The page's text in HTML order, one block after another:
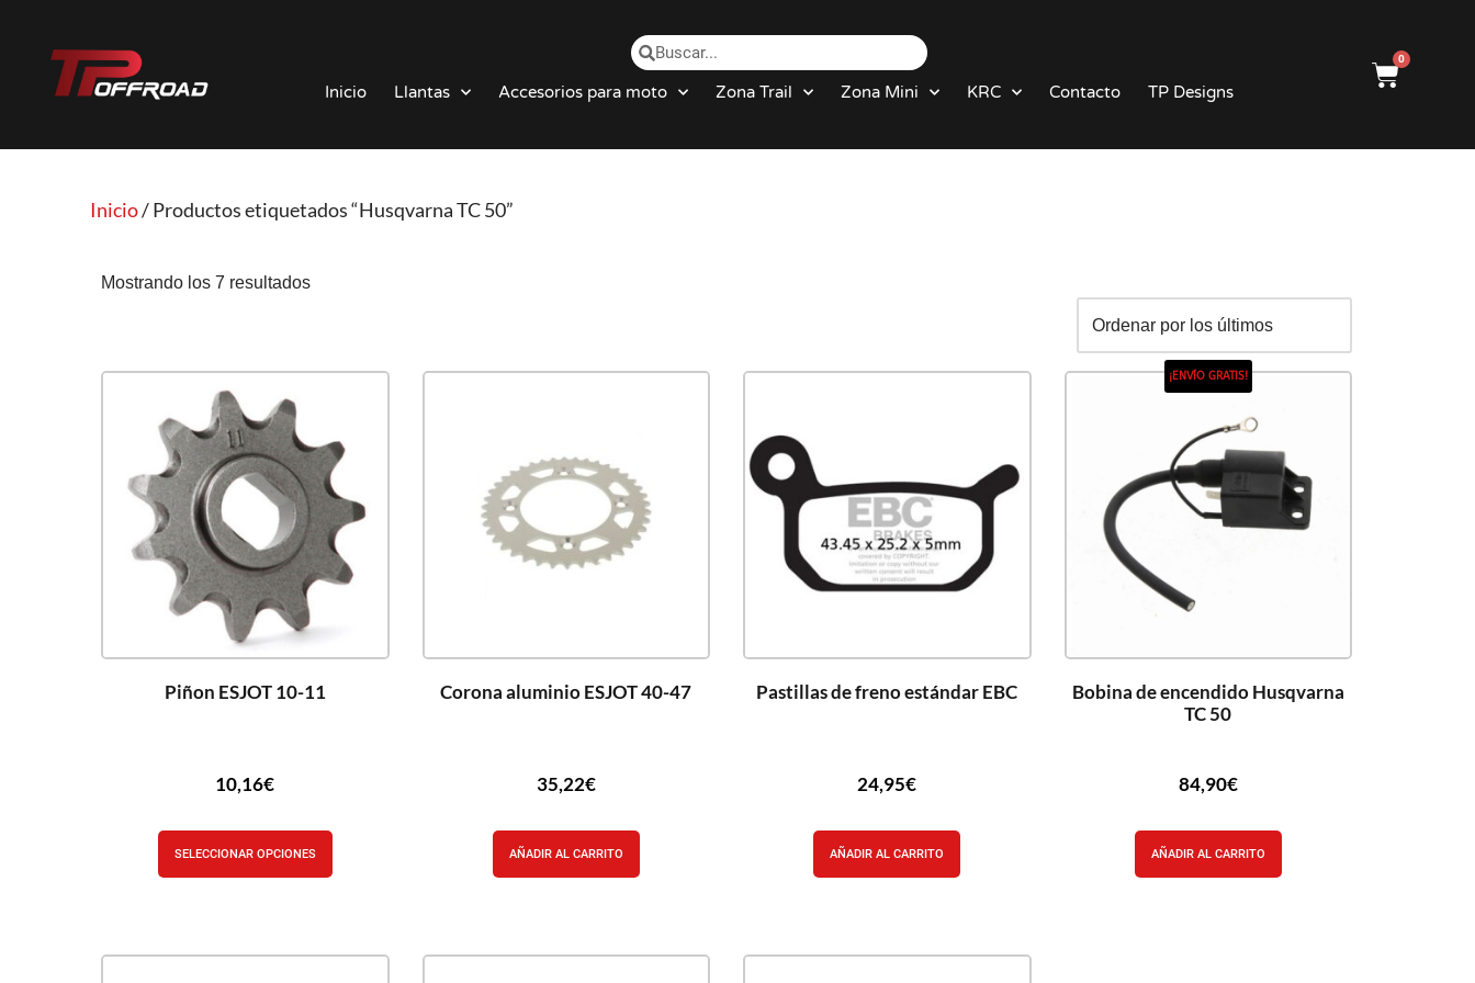
Saltar
Inicio Llantas Accesorios para moto Zona Trail Zona Mini KRC Contacto TP Designs
0
Inicio/ Productos etiquetados “Husqvarna TC 50”
Mostrando los 7 resultados
Piñon ESJOT 10-11
10,16€
SELECCIONAR OPCIONES
Corona aluminio ESJOT 40-47
35,22€
AÑADIR AL CARRITO
Pastillas de freno estándar EBC
24,95€
AÑADIR AL CARRITO
¡ENVÍO GRATIS!
Bobina de encendido Husqvarna
TC 50
84,90€
AÑADIR AL CARRITO